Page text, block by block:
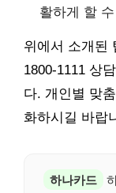
활하게 할
위에서 소개된
1800-1111 상
다. 개인별 맞
화하시길 바랍
하나카드